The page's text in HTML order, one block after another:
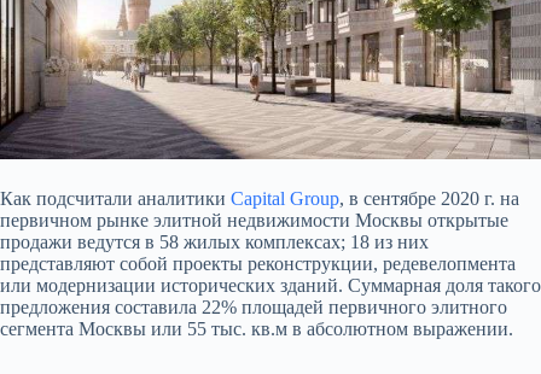
Как подсчитали аналитики Capital Group, в сентябре 2020 г. на
первичном рынке элитной недвижимости Москвы открытые
продажи ведутся в 58 жилых комплексах; 18 из них
представляют собой проекты реконструкции, редевелопмента
или модернизации исторических зданий. Суммарная доля такого
предложения составила 22% площадей первичного элитного
сегмента Москвы или 55 тыс. кв.м в абсолютном выражении.